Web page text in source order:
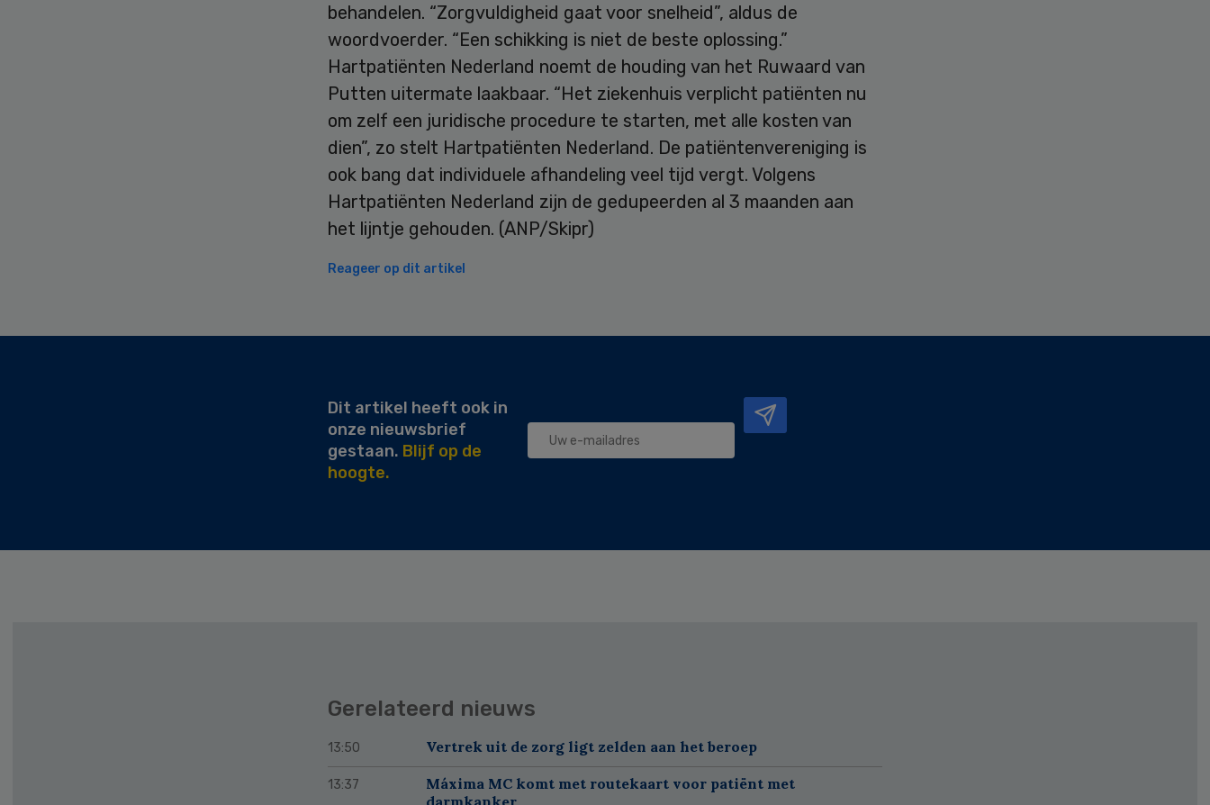
behandelen. “Zorgvuldigheid gaat voor snelheid”, aldus de
woordvoerder. “Een schikking is niet de beste oplossing.”
Hartpatiënten Nederland noemt de houding van het Ruwaard van
Putten uitermate laakbaar. “Het ziekenhuis verplicht patiënten nu
om zelf een juridische procedure te starten, met alle kosten van
dien”, zo stelt Hartpatiënten Nederland. De patiëntenvereniging is
ook bang dat individuele afhandeling veel tijd vergt. Volgens
Hartpatiënten Nederland zijn de gedupeerden al 3 maanden aan
het lijntje gehouden. (ANP/Skipr)
Reageer op dit artikel
Dit artikel heeft ook in
onze nieuwsbrief
gestaan. Blijf op de
hoogte.
Gerelateerd nieuws
13:50 Vertrek uit de zorg ligt zelden aan het beroep
13:37
Máxima MC komt met routekaart voor patiënt met
darmkanker